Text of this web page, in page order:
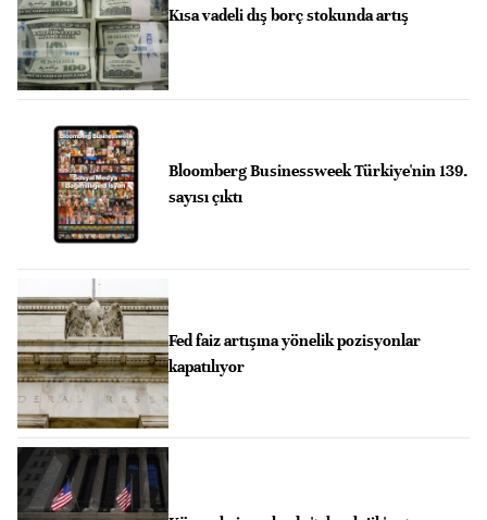
Kısa vadeli dış borç stokunda artış
Bloomberg Businessweek Türkiye'nin 139.
sayısı çıktı
Fed faiz artışına yönelik pozisyonlar
kapatılıyor